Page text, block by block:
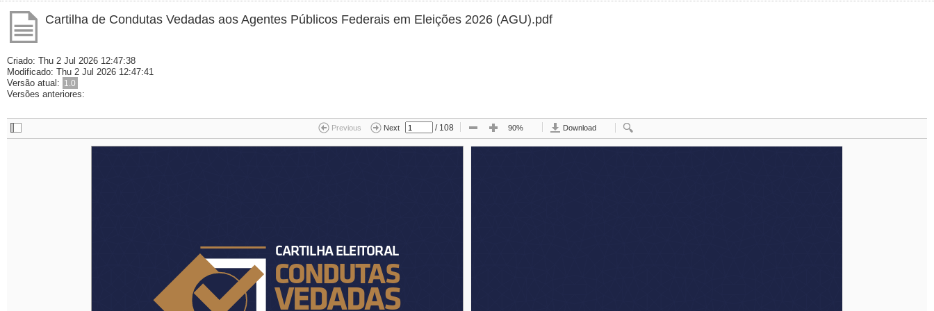
Cartilha de Condutas Vedadas aos Agentes Públicos Federais em Eleições 2026 (AGU).pdf
Criado: Thu 2 Jul 2026 12:47:38
Modificado: Thu 2 Jul 2026 12:47:41
Versão atual: 1.0
Versões anteriores:
Previous Next / 108 90% Download
CONDUTAS
VEDADAS
CARTILHA ELEITORAL
CONDUTAS
VEDADAS
CARTILHA ELEITORAL